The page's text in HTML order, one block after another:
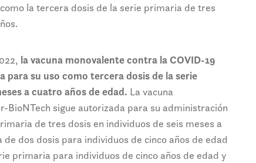
la tercera dosis de la serie primaria de tres
la vacuna monovalente contra la COVID-19
para su uso como tercera dosis de la serie
a cuatro años de edad. La vacuna
BioNTech sigue autorizada para su administración
de tres dosis en individuos de seis meses a
dos dosis para individuos de cinco años de edad
primaria para individuos de cinco años de edad y